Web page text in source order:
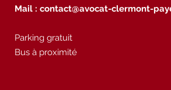
Mail : contact@avocat-clermont-
Parking gratuit
Bus à proximité